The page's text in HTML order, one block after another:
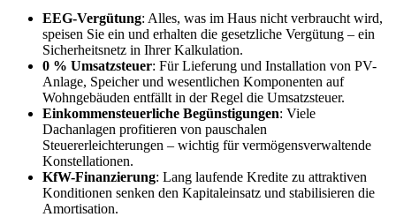
EEG-Vergütung: Alles, was im Haus nicht verbraucht wird,
speisen Sie ein und erhalten die gesetzliche Vergütung – ein
Sicherheitsnetz in Ihrer Kalkulation.
0 % Umsatzsteuer: Für Lieferung und Installation von PV-
Anlage, Speicher und wesentlichen Komponenten auf
Wohngebäuden entfällt in der Regel die Umsatzsteuer.
Einkommensteuerliche Begünstigungen: Viele
Dachanlagen profitieren von pauschalen
Steuererleichterungen – wichtig für vermögensverwaltende
Konstellationen.
KfW-Finanzierung: Lang laufende Kredite zu attraktiven
Konditionen senken den Kapitaleinsatz und stabilisieren die
Amortisation.